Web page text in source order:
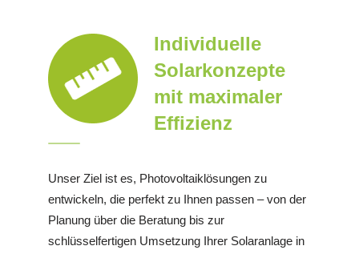
Individuelle
Solarkonzepte
mit maximaler
Effizienz
Unser Ziel ist es, Photovoltaiklösungen zu
entwickeln, die perfekt zu Ihnen passen – von der
Planung über die Beratung bis zur
schlüsselfertigen Umsetzung Ihrer Solaranlage in